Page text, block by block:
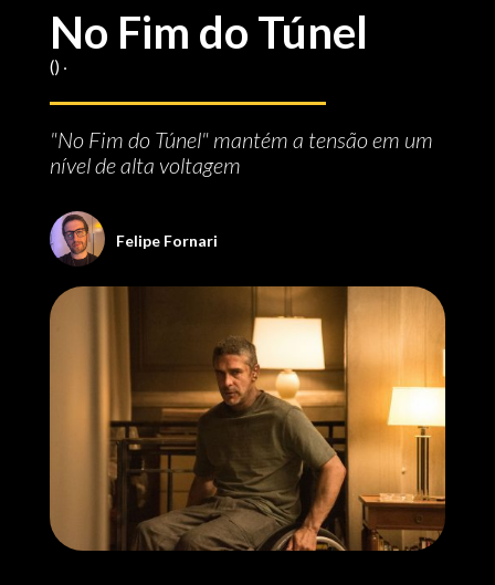
No Fim do Túnel
() ‧
"No Fim do Túnel" mantém a tensão em um
nível de alta voltagem
Felipe Fornari